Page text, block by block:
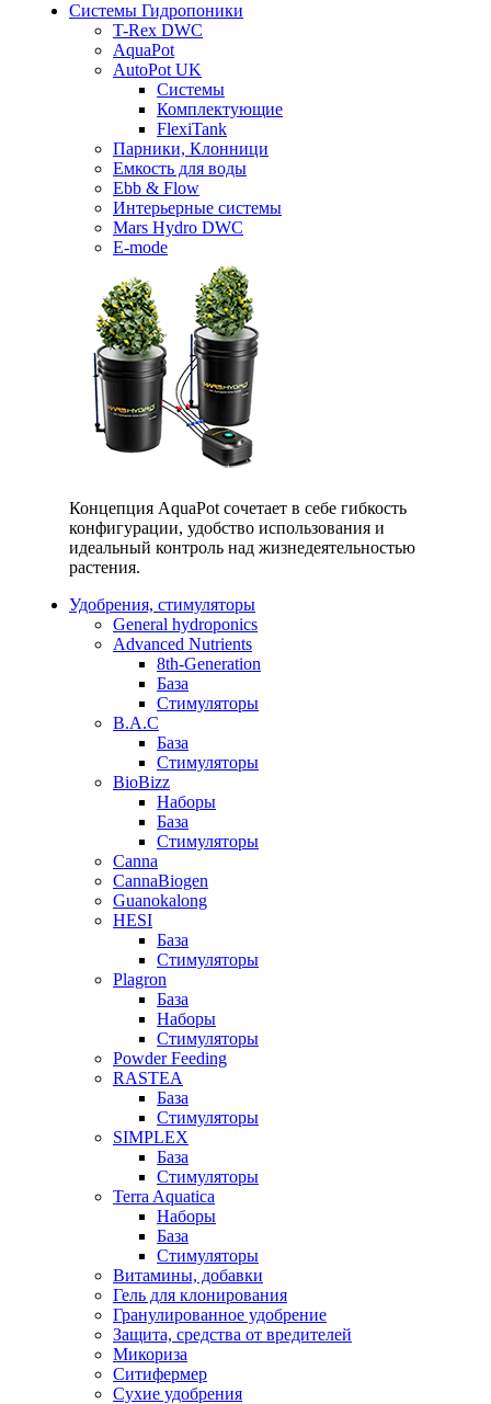
Системы Гидропоники
T-Rex DWC
AquaPot
AutoPot UK
Системы
Комплектующие
FlexiTank
Парники, Клонници
Емкость для воды
Ebb & Flow
Интерьерные системы
Mars Hydro DWC
E-mode
Концепция AquaPot сочетает в себе гибкость
конфигурации, удобство использования и
идеальный контроль над жизнедеятельностью
растения.
Удобрения, стимуляторы
General hydroponics
Advanced Nutrients
8th-Generation
База
Стимуляторы
B.A.C
База
Стимуляторы
BioBizz
Наборы
База
Стимуляторы
Canna
CannaBiogen
Guanokalong
HESI
База
Стимуляторы
Plagron
База
Наборы
Стимуляторы
Powder Feeding
RASTEA
База
Стимуляторы
SIMPLEX
База
Стимуляторы
Terra Aquatica
Наборы
База
Стимуляторы
Витамины, добавки
Гель для клонирования
Гранулированное удобрение
Защита, средства от вредителей
Микориза
Ситифермер
Сухие удобрения